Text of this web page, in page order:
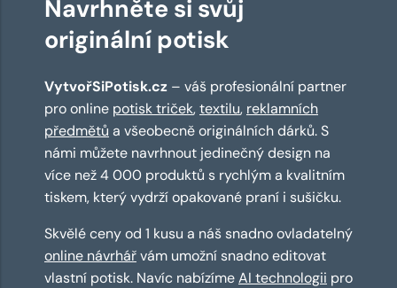
Navrhněte si svůj
originální potisk
VytvořSiPotisk.cz – váš profesionální partner
pro online potisk triček,textilu, reklamních
předmětů a všeobecně originálních dárků. S
námi můžete navrhnout jedinečný design na
více než 4 000 produktů s rychlým a kvalitním
tiskem, který vydrží opakované praní i sušičku.
Skvělé ceny od 1 kusu a náš snadno ovladatelný
online návrhářvám umožní snadno editovat
vlastní potisk. Navíc nabízímeAI technologii pro